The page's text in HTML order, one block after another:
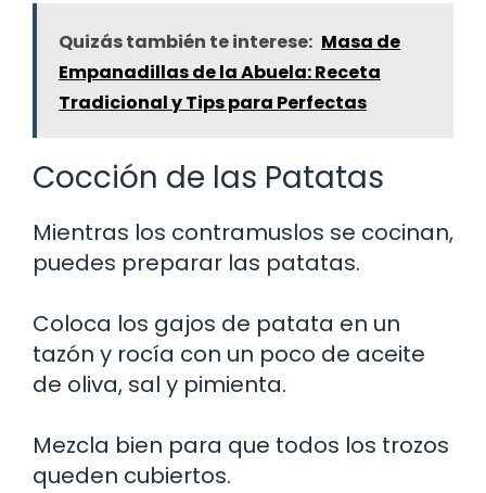
Quizás también te interese: Masa de
Empanadillas de la Abuela: Receta
Tradicional y Tips para Perfectas
Cocción de las Patatas
Mientras los contramuslos se cocinan,
puedes preparar las patatas.
Coloca los gajos de patata en un
tazón y rocía con un poco de aceite
de oliva, sal y pimienta.
Mezcla bien para que todos los trozos
queden cubiertos.